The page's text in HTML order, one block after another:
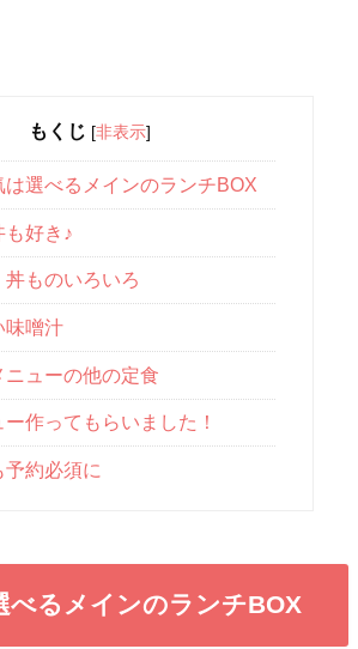
もくじ [非表示]
は選べるメインのランチBOX
も好き♪
丼ものいろいろ
味噌汁
ニューの他の定食
作ってもらいました！
予約必須に
べるメインのランチBOX